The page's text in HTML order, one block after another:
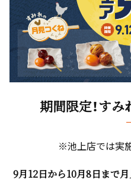
期間限定！す
※池上店では実
9月12日から10月8日まで